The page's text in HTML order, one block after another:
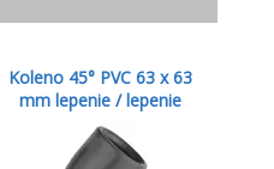
Koleno 45° PVC 63 x 63
mm lepenie / lepenie